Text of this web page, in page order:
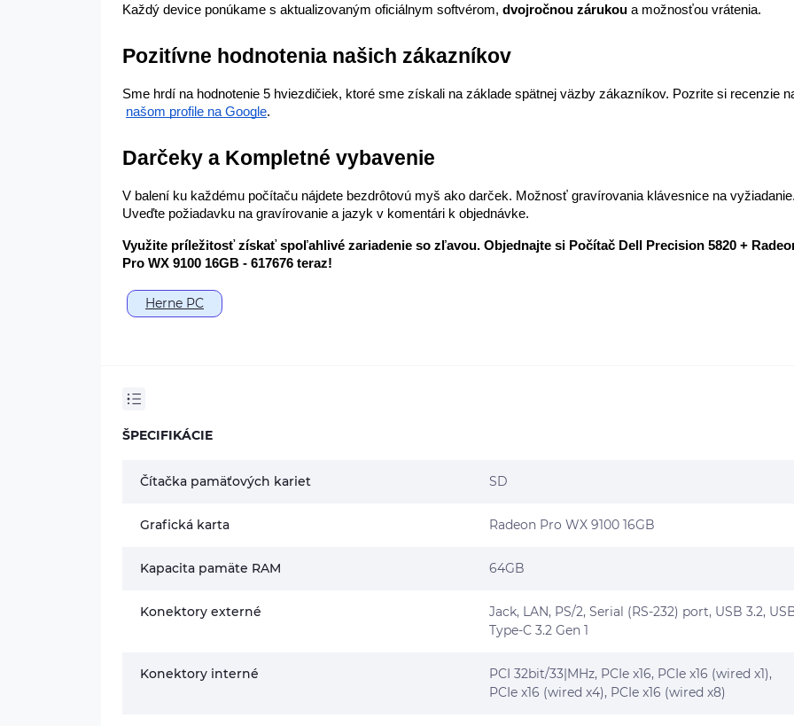
Každý device ponúkame s aktualizovaným oficiálnym softvérom, dvojročnou zárukou a možnosťou vrátenia.
Pozitívne hodnotenia našich zákazníkov
Sme hrdí na hodnotenie 5 hviezdičiek, ktoré sme získali na základe spätnej väzby zákazníkov. Pozrite si recenzie
našom profile na Google.
Darčeky a Kompletné vybavenie
V balení ku každému počítaču nájdete bezdrôtovú myš ako darček. Možnosť gravírovania klávesnice na
Uveďte požiadavku na gravírovanie a jazyk v komentári k objednávke.
Využite príležitosť získať spoľahlivé zariadenie so zľavou. Objednajte si Počítač Dell Precision 5820 +
Pro WX 9100 16GB - 617676 teraz!
Herne PC
ŠPECIFIKÁCIE
Čítačka pamäťových kariet SD
Grafická karta Radeon Pro WX 9100 16GB
Kapacita pamäte RAM 64GB
Konektory externé
Jack, LAN, PS/2, Serial (RS-232) port, USB 3.2,
Type-C 3.2 Gen 1
Konektory interné
PCI 32bit/33|MHz, PCIe x16, PCIe x16 (wired x1),
PCIe x16 (wired x4), PCIe x16 (wired x8)